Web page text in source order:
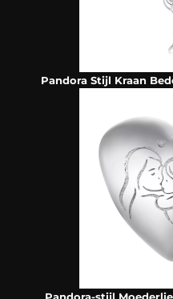
Pandora Stijl Kraan